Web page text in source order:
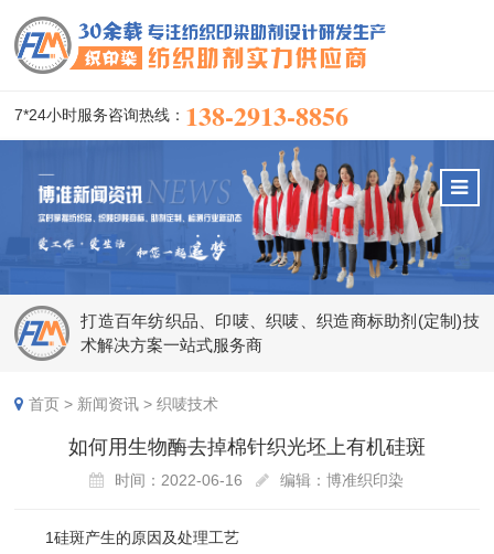
7*24小时服务咨询热线： 138-2913-8856
打造百年纺织品、印唛、织唛、织造商标助剂(定制)技
术解决方案一站式服务商
首页 > 新闻资讯 >织唛技术
如何用生物酶去掉棉针织光坯上有机硅斑
时间：2022-06-16 编辑：博准织印染
1硅斑产生的原因及处理工艺